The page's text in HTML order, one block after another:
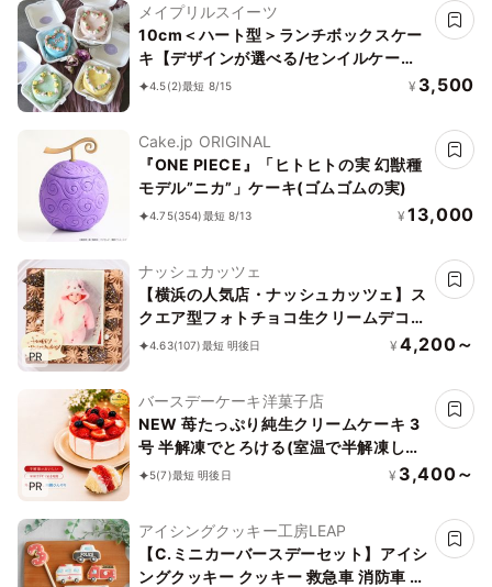
メイプリルスイーツ
10cm＜ハート型＞ランチボックスケー
キ【デザインが選べる/センイルケー
キ】
4.5(2)最短 8/15 ¥ 3,500
Cake.jp ORIGINAL
『ONE PIECE』「ヒトヒトの実 幻獣種
モデル”ニカ”」ケーキ(ゴムゴムの実)
4.75(354)最短 8/13 ¥ 13,000
PR
ナッシュカッツェ
【横浜の人気店・ナッシュカッツェ】ス
クエア型フォトチョコ生クリームデコレ
ーションケーキ 11cm
4.63(107)最短 明後日 ¥ 4,200～
PR
バースデーケーキ洋菓子店
NEW 苺たっぷり純生クリームケーキ 3
号 半解凍でとろける(室温で半解凍して
いただくと、外はふんわり、中はひんや
わひん純生いちご
5(7)最短 明後日 ¥ 3,400～
アイシングクッキー工房LEAP
【C.ミニカーバースデーセット】アイシ
ングクッキー クッキー 救急車 消防車 パ